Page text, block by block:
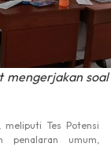
mengerjakan
Tes Potensi
penalaran umum,